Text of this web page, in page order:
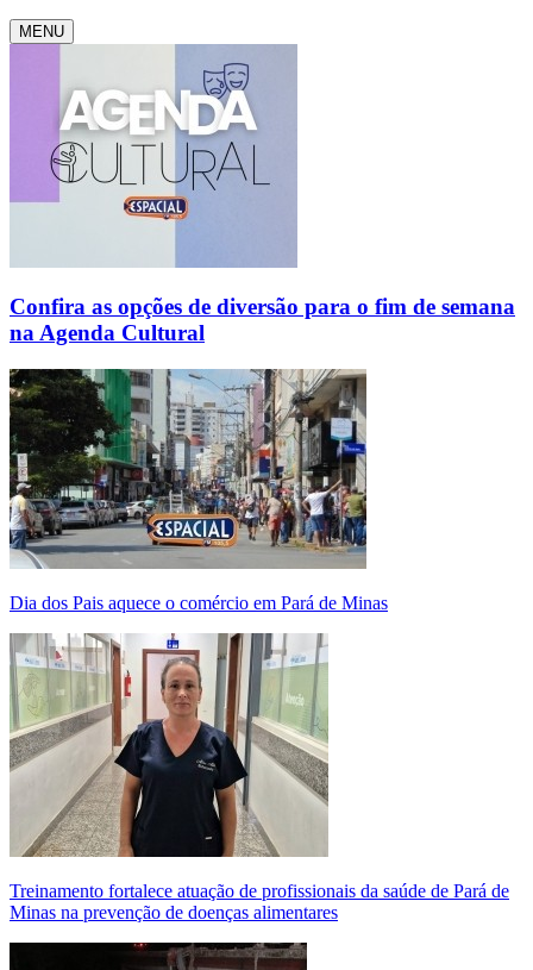
MENU
Confira as opções de diversão para o fim de semana
na Agenda Cultural
Dia dos Pais aquece o comércio em Pará de Minas
Treinamento fortalece atuação de profissionais da saúde de Pará de
Minas na prevenção de doenças alimentares